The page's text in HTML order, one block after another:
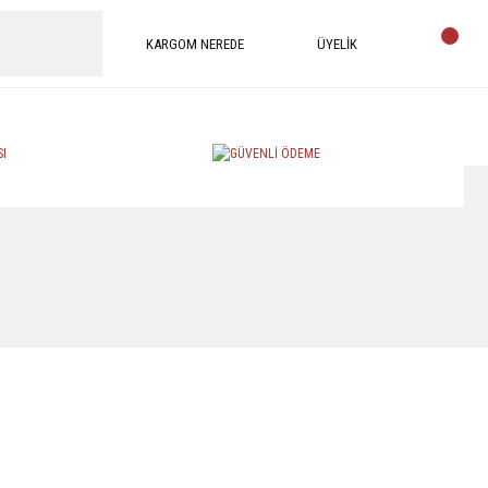
KARGOM NEREDE ÜYELİK